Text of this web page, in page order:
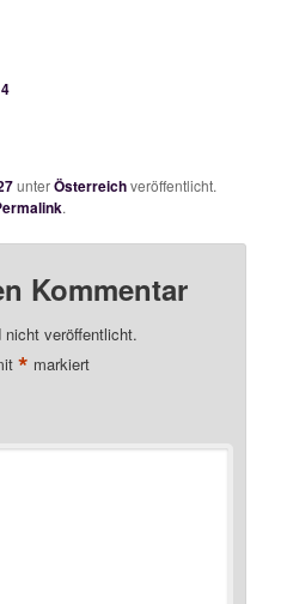
unterÖsterreichveröffentlicht.
.
Kommentar
nicht veröffentlicht.
* markiert